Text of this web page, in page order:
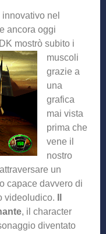
nel
ancora oggi
mostrò subito i
muscoli
grazie a
una
grafica
mai vista
prima che
vene il
nostro
un
capace davvero di
videoludico.
, il character
diventato